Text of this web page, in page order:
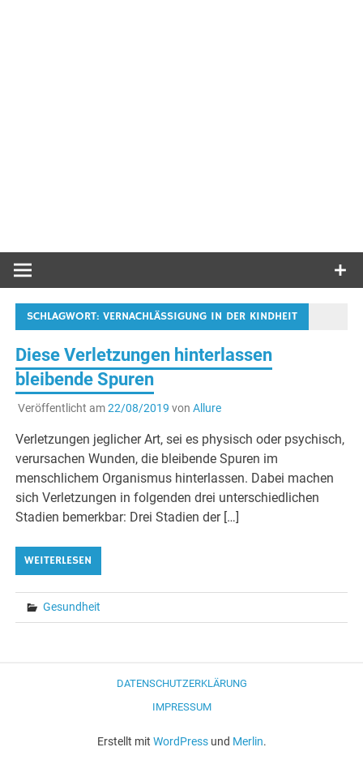
SCHLAGWORT:VERNACHLÄSSIGUNG IN DER KINDHEIT
Diese Verletzungen hinterlassen
bleibende Spuren
Veröffentlicht am22/08/2019 von Allure
Verletzungen jeglicher Art, sei es physisch oder psychisch,
verursachen Wunden, die bleibende Spuren im
menschlichem Organismus hinterlassen. Dabei machen
sich Verletzungen in folgenden drei unterschiedlichen
Stadien bemerkbar: Drei Stadien der […]
WEITERLESEN
Gesundheit
DATENSCHUTZERKLÄRUNG
IMPRESSUM
Erstellt mit WordPressund Merlin.